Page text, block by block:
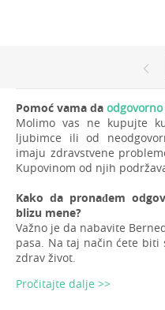
Pomoć vama da
Molimo vas ne kupujte
ljubimce ili od
imaju zdravstvene
Kupovinom od njih
Kako da pronađem
blizu mene?
Važno je da nabavite
pasa. Na taj način ćete
zdrav život.
Pročitajte dalje >>